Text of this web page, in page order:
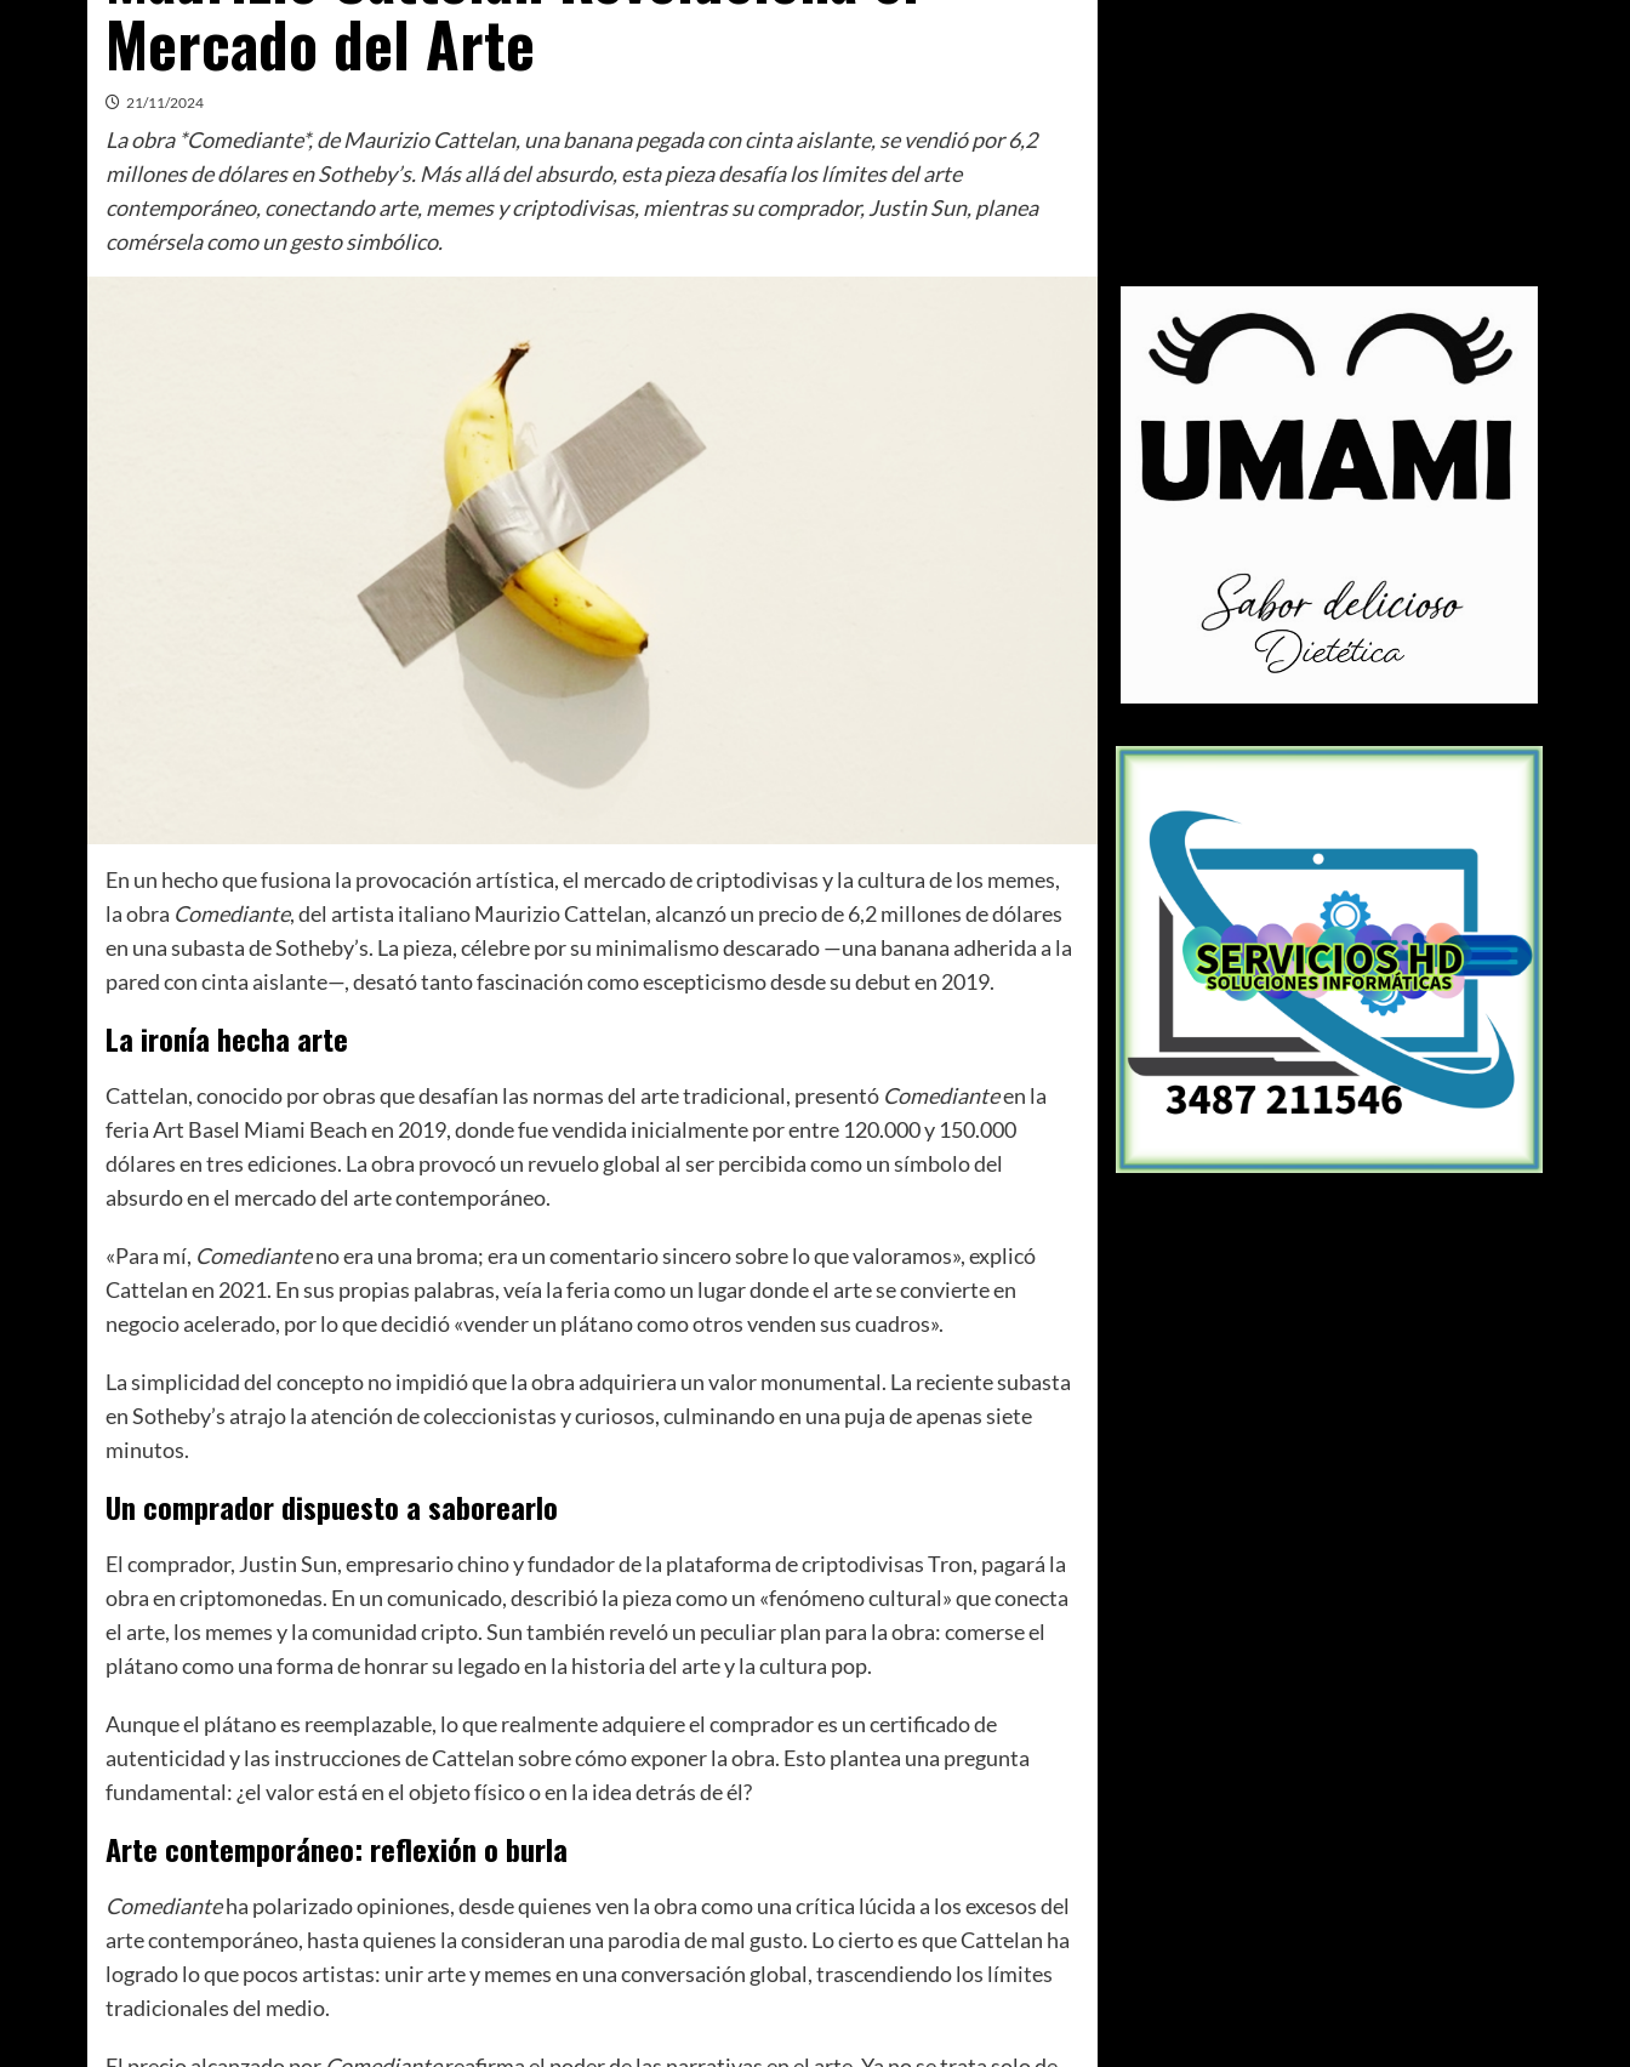
Mercado del Arte
21/11/2024
La obra *Comediante*, de Maurizio Cattelan, una banana pegada con cinta aislante, se vendió por 6,2
millones de dólares en Sotheby’s. Más allá del absurdo, esta pieza desafía los límites del arte
contemporáneo, conectando arte, memes y criptodivisas, mientras su comprador, Justin Sun, planea
comérsela como un gesto simbólico.
En un hecho que fusiona la provocación artística, el mercado de criptodivisas y la cultura de los memes,
la obra Comediante, del artista italiano Maurizio Cattelan, alcanzó un precio de 6,2 millones de dólares
en una subasta de Sotheby’s. La pieza, célebre por su minimalismo descarado —una banana adherida a la
pared con cinta aislante—, desató tanto fascinación como escepticismo desde su debut en 2019.
La ironía hecha arte
Cattelan, conocido por obras que desafían las normas del arte tradicional, presentó Comedianteen la
feria Art Basel Miami Beach en 2019, donde fue vendida inicialmente por entre 120.000 y 150.000
dólares en tres ediciones. La obra provocó un revuelo global al ser percibida como un símbolo del
absurdo en el mercado del arte contemporáneo.
«Para mí, Comedianteno era una broma; era un comentario sincero sobre lo que valoramos», explicó
Cattelan en 2021. En sus propias palabras, veía la feria como un lugar donde el arte se convierte en
negocio acelerado, por lo que decidió «vender un plátano como otros venden sus cuadros».
La simplicidad del concepto no impidió que la obra adquiriera un valor monumental. La reciente subasta
en Sotheby’s atrajo la atención de coleccionistas y curiosos, culminando en una puja de apenas siete
minutos.
Un comprador dispuesto a saborearlo
El comprador, Justin Sun, empresario chino y fundador de la plataforma de criptodivisas Tron, pagará la
obra en criptomonedas. En un comunicado, describió la pieza como un «fenómeno cultural» que conecta
el arte, los memes y la comunidad cripto. Sun también reveló un peculiar plan para la obra: comerse el
plátano como una forma de honrar su legado en la historia del arte y la cultura pop.
Aunque el plátano es reemplazable, lo que realmente adquiere el comprador es un certificado de
autenticidad y las instrucciones de Cattelan sobre cómo exponer la obra. Esto plantea una pregunta
fundamental: ¿el valor está en el objeto físico o en la idea detrás de él?
Arte contemporáneo: reflexión o burla
Comedianteha polarizado opiniones, desde quienes ven la obra como una crítica lúcida a los excesos del
arte contemporáneo, hasta quienes la consideran una parodia de mal gusto. Lo cierto es que Cattelan ha
logrado lo que pocos artistas: unir arte y memes en una conversación global, trascendiendo los límites
tradicionales del medio.